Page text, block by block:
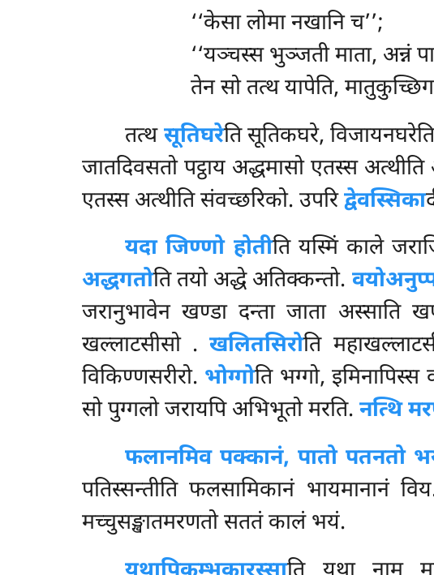
‘‘केसालोमा नखानि च’’;
‘‘यञ्चस्स भुञ्जती माता, अन्नं
तेन सो तत्थ यापेति,
तत्थ सूतिघरेति सूतिकघरे, विजायनघरेति
जातदिवसतो पट्ठाय अद्धमासो एतस्स अत्थीति
एतस्स अत्थीति संवच्छरिको. उपरिद्वेवस्सिका
यदा जिण्णो होतीति यस्मिं काले
अद्धगतोति तयो अद्धे अतिक्कन्तो.
जरानुभावेन खण्डा दन्ता जाता अस्साति
खल्लाटसीसो .खलितसिरोति
विकिण्णसरीरो. भोग्गोति भग्गो, इमिनापिस्स
सो पुग्गलो जरायपि अभिभूतो मरति. नत्थि
फलानमिव पक्कानं, पातो पतनतो
पतिस्सन्तीति फलसामिकानं भायमानानं
मच्चुसङ्खातमरणतो सततं कालं भयं.